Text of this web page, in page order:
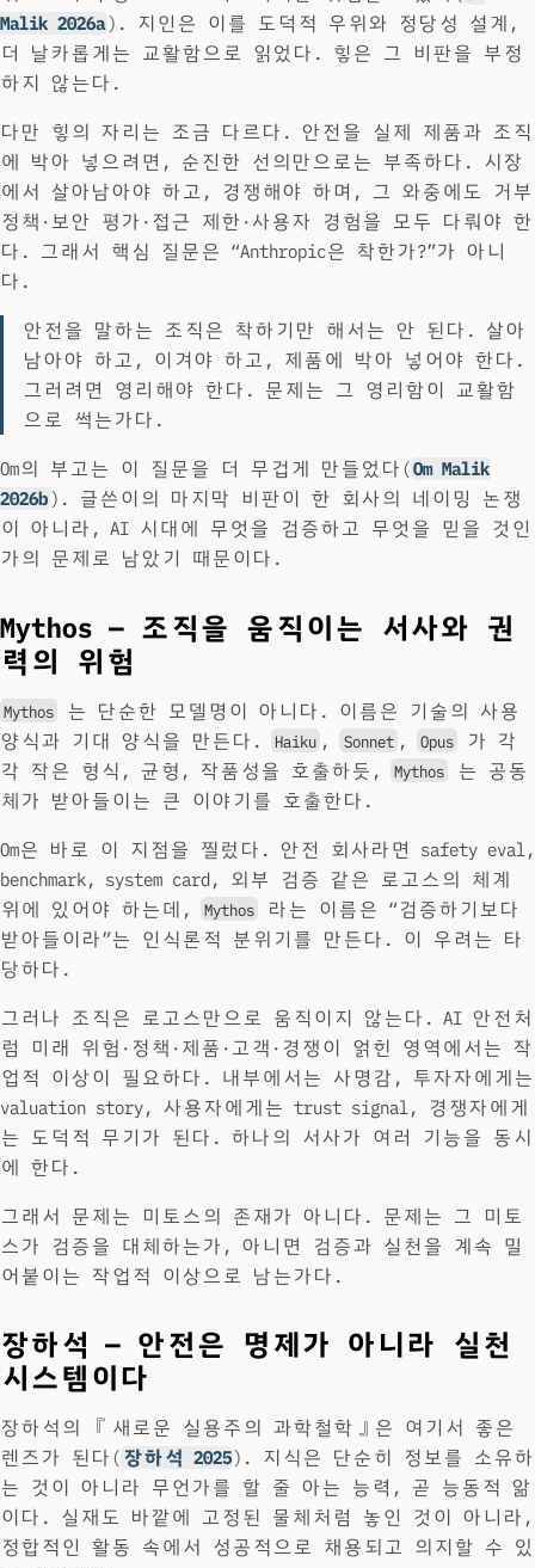
Malik 2026a). 지인은 이를 도덕적 우위와 정당성 설계,
더 날카롭게는 교활함으로 읽었다. 힣은 그 비판을 부정
하지 않는다.
다만 힣의 자리는 조금 다르다. 안전을 실제 제품과 조직
에 박아 넣으려면, 순진한 선의만으로는 부족하다. 시장
에서 살아남아야 하고, 경쟁해야 하며, 그 와중에도 거부
정책·보안 평가·접근 제한·사용자 경험을 모두 다뤄야 한
다. 그래서 핵심 질문은 “Anthropic은 착한가?”가 아니
다.
안전을 말하는 조직은 착하기만 해서는 안 된다. 살아
남아야 하고, 이겨야 하고, 제품에 박아 넣어야 한다.
그러려면 영리해야 한다. 문제는 그 영리함이 교활함
으로 썩는가다.
Om의 부고는 이 질문을 더 무겁게 만들었다(Om Malik
2026b). 글쓴이의 마지막 비판이 한 회사의 네이밍 논쟁
이 아니라, AI 시대에 무엇을 검증하고 무엇을 믿을 것인
가의 문제로 남았기 때문이다.
Mythos — 조직을 움직이는 서사와 권
력의 위험
Mythos
는 단순한 모델명이 아니다. 이름은 기술의 사용
양식과 기대 양식을 만든다.
Haiku , Sonnet , Opus
가 각
각 작은 형식, 균형, 작품성을 호출하듯,
Mythos
는 공동
체가 받아들이는 큰 이야기를 호출한다.
Om은 바로 이 지점을 찔렀다. 안전 회사라면 safety eval,
benchmark, system card, 외부 검증 같은 로고스의 체계
위에 있어야 하는데,
Mythos
라는 이름은 “검증하기보다
받아들이라”는 인식론적 분위기를 만든다. 이 우려는 타
당하다.
그러나 조직은 로고스만으로 움직이지 않는다. AI 안전처
럼 미래 위험·정책·제품·고객·경쟁이 얽힌 영역에서는 작
업적 이상이 필요하다. 내부에서는 사명감, 투자자에게는
valuation story, 사용자에게는 trust signal, 경쟁자에게
는 도덕적 무기가 된다. 하나의 서사가 여러 기능을 동시
에 한다.
그래서 문제는 미토스의 존재가 아니다. 문제는 그 미토
스가 검증을 대체하는가, 아니면 검증과 실천을 계속 밀
어붙이는 작업적 이상으로 남는가다.
장하석 — 안전은 명제가 아니라 실천
시스템이다
장하석의 『새로운 실용주의 과학철학』은 여기서 좋은
렌즈가 된다( 장하석 2025). 지식은 단순히 정보를 소유하
는 것이 아니라 무언가를 할 줄 아는 능력, 곧 능동적 앎
이다. 실재도 바깥에 고정된 물체처럼 놓인 것이 아니라,
정합적인 활동 속에서 성공적으로 채용되고 의지할 수 있